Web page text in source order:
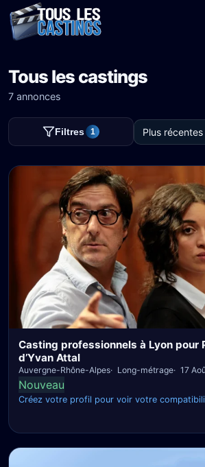
Tous les castings
7 annonces
Filtres 1
Casting professionnels à Lyon pour
d’Yvan Attal
Auvergne-Rhône-Alpes Long-métrage 17
Nouveau
Créez votre profil pour voir votre